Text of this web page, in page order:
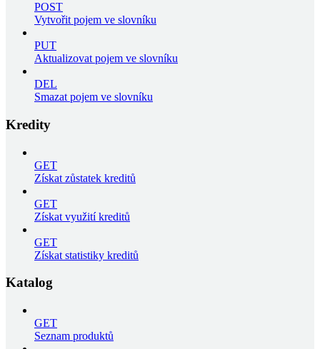
POST
Vytvořit pojem ve slovníku
PUT
Aktualizovat pojem ve slovníku
DEL
Smazat pojem ve slovníku
Kredity
GET
Získat zůstatek kreditů
GET
Získat využití kreditů
GET
Získat statistiky kreditů
Katalog
GET
Seznam produktů